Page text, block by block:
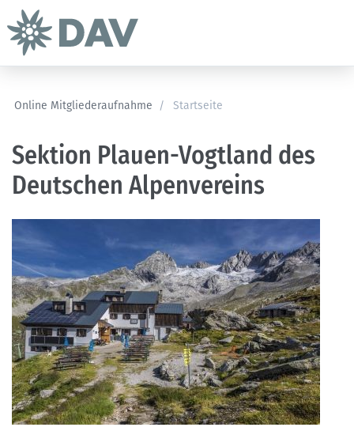
Online Mitgliederaufnahme / Startseite
Sektion Plauen-Vogtland des
Deutschen Alpenvereins